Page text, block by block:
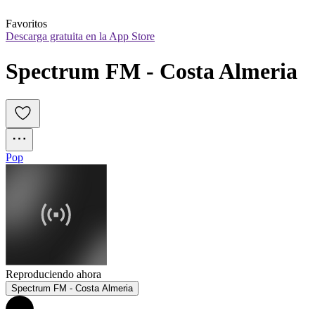
Favoritos
Descarga gratuita en la App Store
Spectrum FM - Costa Almeria
Pop
Reproduciendo ahora
Spectrum FM - Costa Almeria